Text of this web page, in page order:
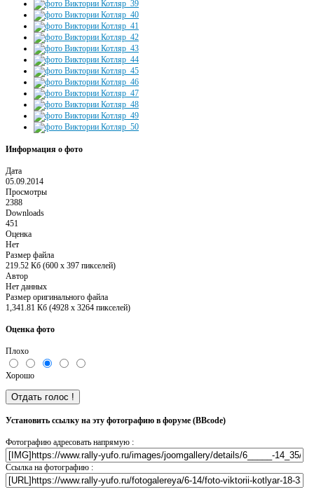
Информация о фото
Дата
05.09.2014
Просмотры
2388
Downloads
451
Оценка
Нет
Размер файла
219.52 Кб (600 x 397 пикселей)
Автор
Нет данных
Размер оригинального файла
1,341.81 Кб (4928 x 3264 пикселей)
Оценка фото
Плохо
Хорошо
Установить ссылку на эту фотографию в форуме (BBcode)
Фотографию адресовать напрямую :
Ссылка на фотографию :